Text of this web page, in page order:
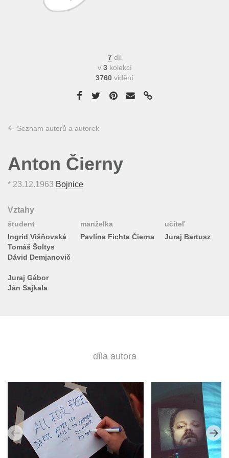
7díl
v 3kolekcí
3760 vidění
Seznam autorů a autorek
Anton Čierny
* 23.12.1963 Bojnice
Vztahy
študent manželka
učiteľ
Ingrid Višňovská
Tomáš Šoltys
Dávid Demjanovič
Juraj Gábor
Ján Sajkala
Pavlína Fichta Čierna Juraj Bartusz
díla autora